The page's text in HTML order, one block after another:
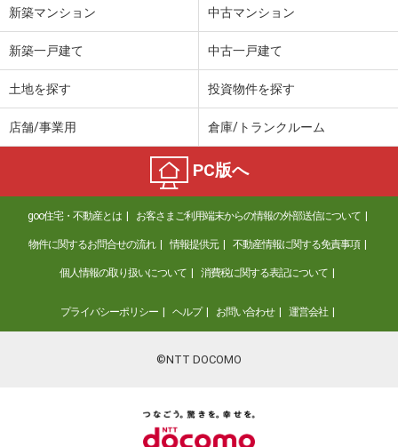
新築マンション 中古マンション
新築一戸建て 中古一戸建て
土地を探す 投資物件を探す
店舗/事業用 倉庫/トランクルーム
PC版へ
goo住宅・不動産とは お客さまご利用端末からの情報の外部送信について
物件に関するお問合せの流れ 情報提供元 不動産情報に関する免責事項
個人情報の取り扱いについて 消費税に関する表記について
プライバシーポリシー ヘルプ お問い合わせ 運営会社
©NTT DOCOMO